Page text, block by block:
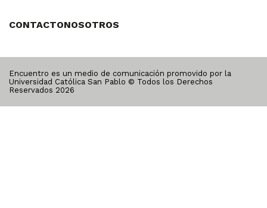
CONTACTONOSOTROS
Encuentro es un medio de comunicación promovido por la
Universidad Católica San Pablo © Todos los Derechos
Reservados 2026